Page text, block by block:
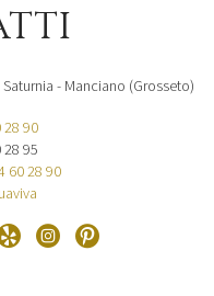
- Manciano (Grosseto)
28 90
28 95
60 28 90